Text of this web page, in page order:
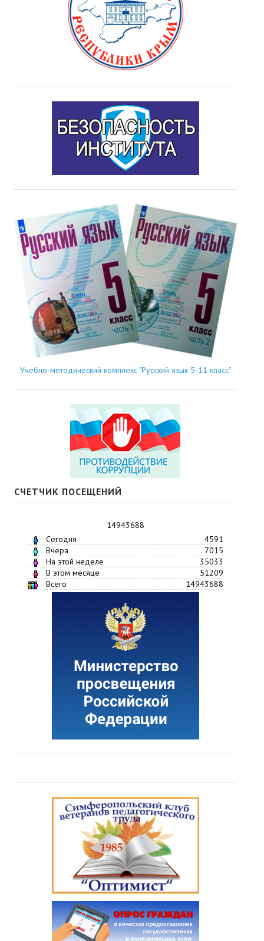
Учебно-методический комплекс "Русский язык 5-11 класс"
СЧЕТЧИК ПОСЕЩЕНИЙ
14943688
Сегодня
4591
Вчера
7015
На этой неделе
35033
В этом месяце
51209
Всего
14943688